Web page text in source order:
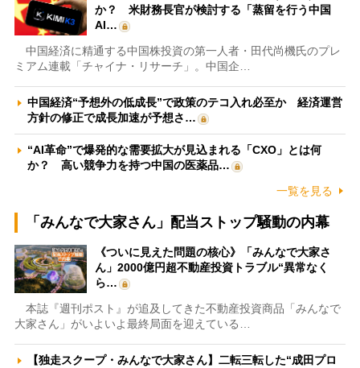
か？ 米財務長官が検討する「蒸留を行う中国
AI…
中国経済に精通する中国株投資の第一人者・田代尚機氏のプレ
ミアム連載「チャイナ・リサーチ」。中国企…
中国経済“予想外の低成長”で政策のテコ入れ必至か 経済運営
方針の修正で成長加速が予想さ…
“AI革命”で爆発的な需要拡大が見込まれる「CXO」とは何
か？ 高い競争力を持つ中国の医薬品…
一覧を見る
「みんなで大家さん」配当ストップ騒動の内幕
《ついに見えた問題の核心》「みんなで大家さ
ん」2000億円超不動産投資トラブル“異常なく
ら…
本誌『週刊ポスト』が追及してきた不動産投資商品「みんなで
大家さん」がいよいよ最終局面を迎えている…
【独走スクープ・みんなで大家さん】二転三転した“成田プロ